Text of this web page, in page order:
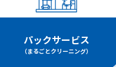
パックサービス
（まるごとクリーニング）